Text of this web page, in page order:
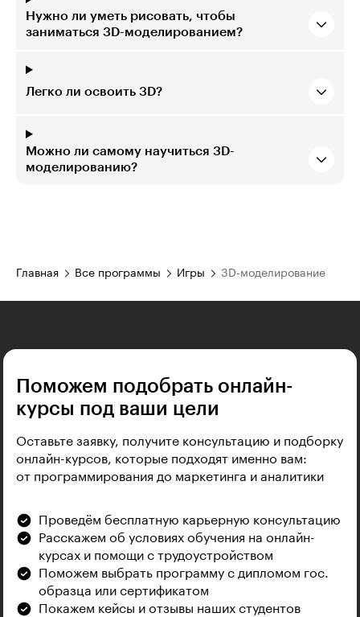
Нужно ли уметь рисовать, чтобы
заниматься 3D-моделированием?
Легко ли освоить 3D?
Можно ли самому научиться 3D-
моделированию?
Главная Все программы Игры 3D-моделирование
Поможем подобрать онлайн-
курсы под ваши цели
Оставьте заявку, получите консультацию и подборку
онлайн-курсов, которые подходят именно вам:
от программирования до маркетинга и аналитики
Проведём бесплатную карьерную консультацию
Расскажем об условиях обучения на онлайн-
курсах и помощи с трудоустройством
Поможем выбрать программу с дипломом гос.
образца или сертификатом
Покажем кейсы и отзывы наших студентов